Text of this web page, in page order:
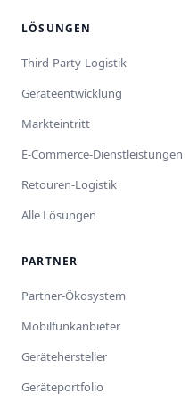
LÖSUNGEN
Third-Party-Logistik
Geräteentwicklung
Markteintritt
E-Commerce-Dienstleistungen
Retouren-Logistik
Alle Lösungen
PARTNER
Partner-Ökosystem
Mobilfunkanbieter
Gerätehersteller
Geräteportfolio